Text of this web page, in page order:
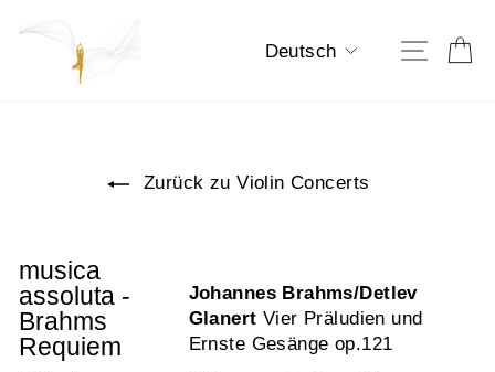
zum
Sprache
Deutsch
Zurück zu Violin Concerts
musica
assoluta -
Brahms
Requiem
Johannes Brahms/Detlev
Glanert Vier Präludien und
Ernste Gesänge op.121